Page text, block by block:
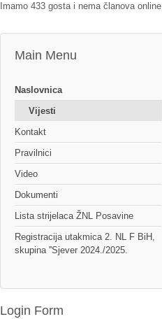
Imamo 433 gosta i nema članova online
Main Menu
Naslovnica
Vijesti
Kontakt
Pravilnici
Video
Dokumenti
Lista strijelaca ŽNL Posavine
Registracija utakmica 2. NL F BiH,
skupina ''Sjever 2024./2025.
Login Form